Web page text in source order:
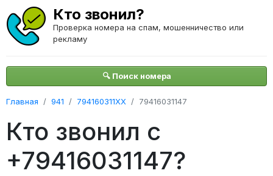
Кто звонил?
Проверка номера на спам, мошенничество или
рекламу
🔍 Поиск номера
Главная 941 794160311XX 79416031147
Кто звонил с
+79416031147?